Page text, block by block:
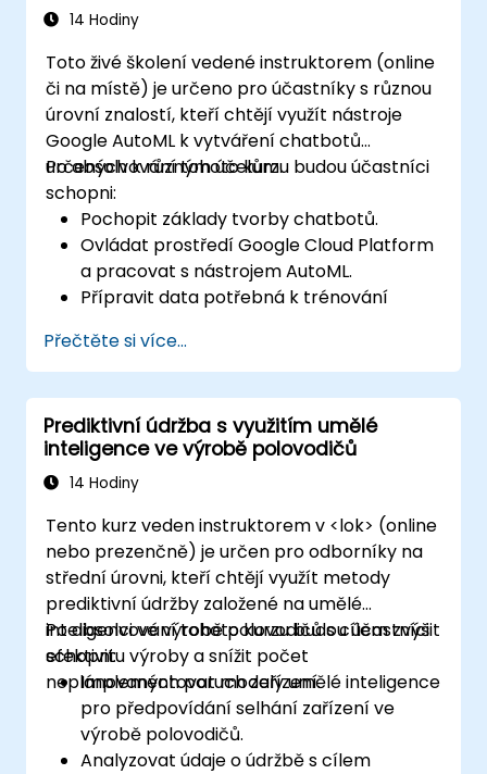
14 Hodiny
Toto živé školení vedené instruktorem (online
či na místě) je určeno pro účastníky s různou
úrovní znalostí, kteří chtějí využít nástroje
Google AutoML k vytváření chatbotů
určených k různým účelům.
Po absolvování tohoto kurzu budou účastníci
schopni:
Pochopit základy tvorby chatbotů.
Ovládat prostředí Google Cloud Platform
a pracovat s nástrojem AutoML.
Přípravit data potřebná k trénování
Trénovat a vyhodnocovat vlastní modely
pomocí nástroje AutoML.
Spouštět a integrovat chatboto do
různých platforem a komunikačních
kanálů.
Průběžně sledovat a optimalizovat výkon
Přečtěte si více...
Prediktivní údržba s využitím umělé
inteligence ve výrobě polovodičů
14 Hodiny
Tento kurz veden instruktorem v <lok> (online
nebo prezenčně) je určen pro odborníky na
střední úrovni, kteří chtějí využít metody
prediktivní údržby založené na umělé
inteligenci ve výrobě polovodičů s cílem zvýšit
efektivitu výroby a snížit počet
neplánovaných poruch zařízení.
Po absolvování tohoto kurzu budou účastníci
schopni:
Implementovat modely umělé inteligence
pro předpovídání selhání zařízení ve
výrobě polovodičů.
Analyzovat údaje o údržbě s cílem